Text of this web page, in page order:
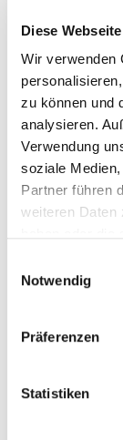
Diese
Wir verwenden
zu können und
analysieren.
Verwendung
soziale
Partner führen
weiteren Daten
Notwendig
Präferenzen
Statistiken
Wande­rung
und
begon­nen.